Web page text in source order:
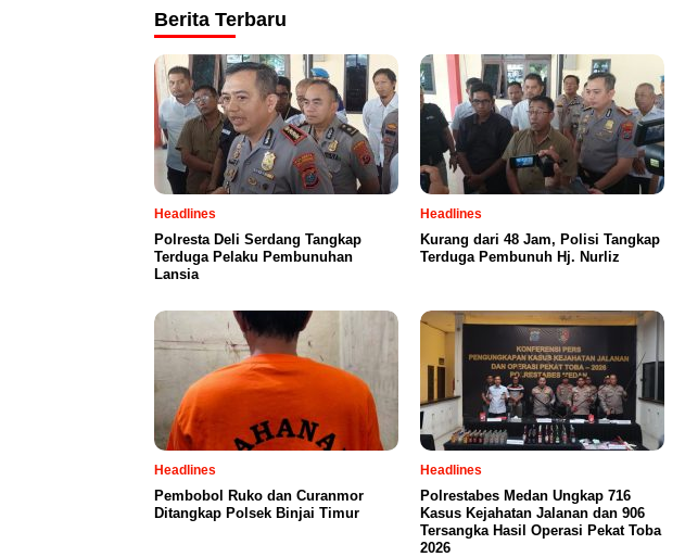
Berita Terbaru
Headlines
Polresta Deli Serdang Tangkap
Terduga Pelaku Pembunuhan
Lansia
Headlines
Kurang dari 48 Jam, Polisi Tangkap
Terduga Pembunuh Hj. Nurliz
Headlines
Pembobol Ruko dan Curanmor
Ditangkap Polsek Binjai Timur
Headlines
Polrestabes Medan Ungkap 716
Kasus Kejahatan Jalanan dan 906
Tersangka Hasil Operasi Pekat Toba
2026